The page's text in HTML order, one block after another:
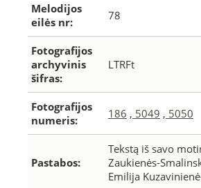
Melodijos
eilės nr:
78
Fotografijos
archyvinis
šifras:
LTRFt
Fotografijos
numeris:
186 , 5049 , 5050
Pastabos:
Tekstą iš savo
Zaukienės-
Emilija